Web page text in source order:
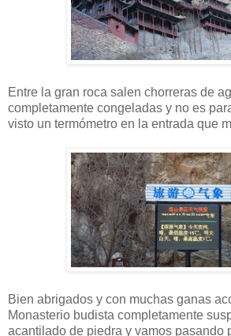
Entre la gran roca salen chorreras de
completamente congeladas y no es
visto un termómetro en la entrada que
Bien abrigados y con muchas ganas
Monasterio budista completamente
acantilado de piedra y vamos pasando